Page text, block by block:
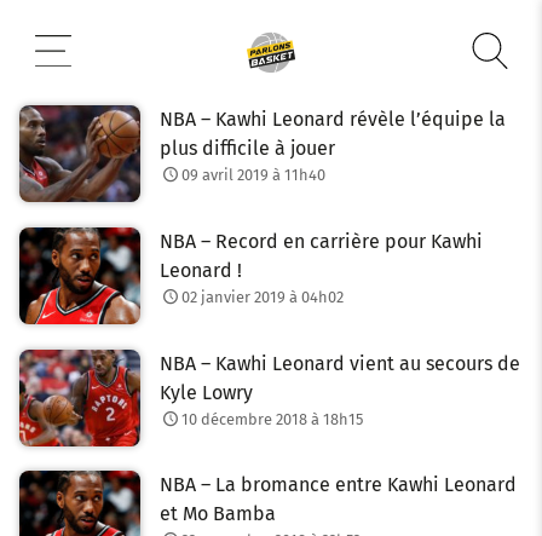
contenu
NBA – Kawhi Leonard révèle l’équipe la
plus difficile à jouer
09 avril 2019 à 11h40
NBA – Record en carrière pour Kawhi
Leonard !
02 janvier 2019 à 04h02
NBA – Kawhi Leonard vient au secours de
Kyle Lowry
10 décembre 2018 à 18h15
NBA – La bromance entre Kawhi Leonard
et Mo Bamba